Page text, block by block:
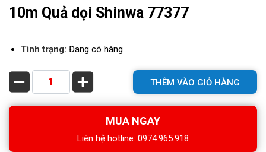
10m Quả dọi Shinwa 77377
Tình trạng: Đang có hàng
THÊM VÀO GIỎ HÀNG
MUA NGAY
Liên hệ hotline: 0974.965.918